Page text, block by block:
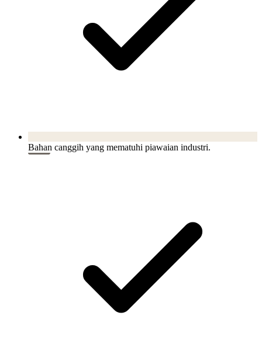
Bahan canggih yang mematuhi piawaian industri.